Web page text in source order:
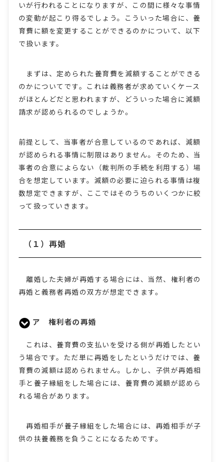
いが行われることになりますが、この間に様々な事情
の変動が起こり得るでしょう。こういった場合に、養
育費に額を変更することができるのかについて、以下
で扱います。
まずは、定められた養育費を減額することができる
のかについてです。これは義務者が求めていくケース
がほとんどだと思われますが、どういった場合に減額
請求が認められるのでしょうか。
前提として、当事者が合意しているのであれば、減額
が認められる事情に制限はありません。そのため、当
事者の合意によらない（裁判所の手続を利用する）場
合を想定しています。減額の必要に迫られる事情は複
数想定できますが、ここではそのうちのいくつかに絞
って扱っていきます。
（１）再婚
離婚した夫婦が再婚する場合には、当然、権利者の
再婚と義務者再婚の双方が想定できます。
ア 権利者の再婚
これは、養育費の支払いを受ける側が再婚したとい
う場合です。ただ単に再婚をしたというだけでは、養
育費の減額は認められません。しかし、子供が再婚相
手と養子縁組をした場合には、養育費の減額が認めら
れる場合があります。
再婚相手が養子縁組をした場合には、再婚相手が子
供の扶養義務を負うことになるためです。